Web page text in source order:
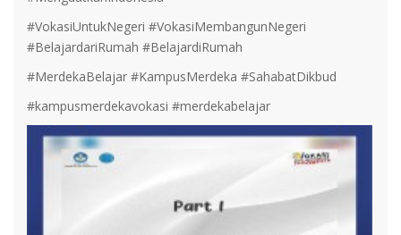
#VokasiUntukNegeri #VokasiMembangunNegeri
#BelajardariRumah #BelajardiRumah
#MerdekaBelajar #KampusMerdeka #SahabatDikbud
#kampusmerdekavokasi #merdekabelajar